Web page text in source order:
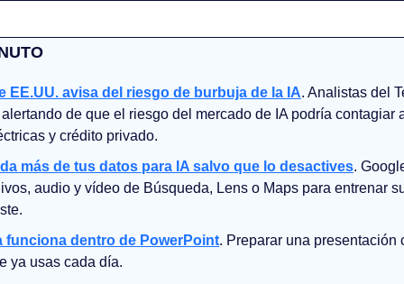
EE.UU. avisa del riesgo de burbuja de la IA. Analistas del
de que el riesgo del mercado de IA podría contagiar
y crédito privado.
más de tus datos para IA salvo que lo desactives.
audio y vídeo de Búsqueda, Lens o Maps para entrenar
funciona dentro de PowerPoint. Preparar una presentación
ya usas cada día.